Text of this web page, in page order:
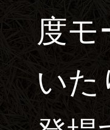
度モ
いた